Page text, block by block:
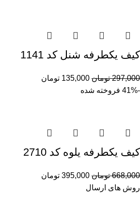
کیف یکطرفه شنل کد 1141
297,000 تومان 135,000 تومان
-41% فروخته شده
کیف یکطرفه یلوه کد 2710
668,000 تومان 395,000 تومان
روش های ارسال